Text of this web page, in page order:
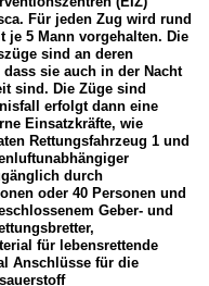
Für jeden Zug wird rund
je 5 Mann vorgehalten. Die
sind an deren
sie auch in der Nacht
sind. Die Züge sind
erfolgt dann eine
Einsatzkräfte, wie
Rettungsfahrzeug 1 und
durch
oder 40 Personen und
Geber- und
für lebensrettende
Anschlüsse für die